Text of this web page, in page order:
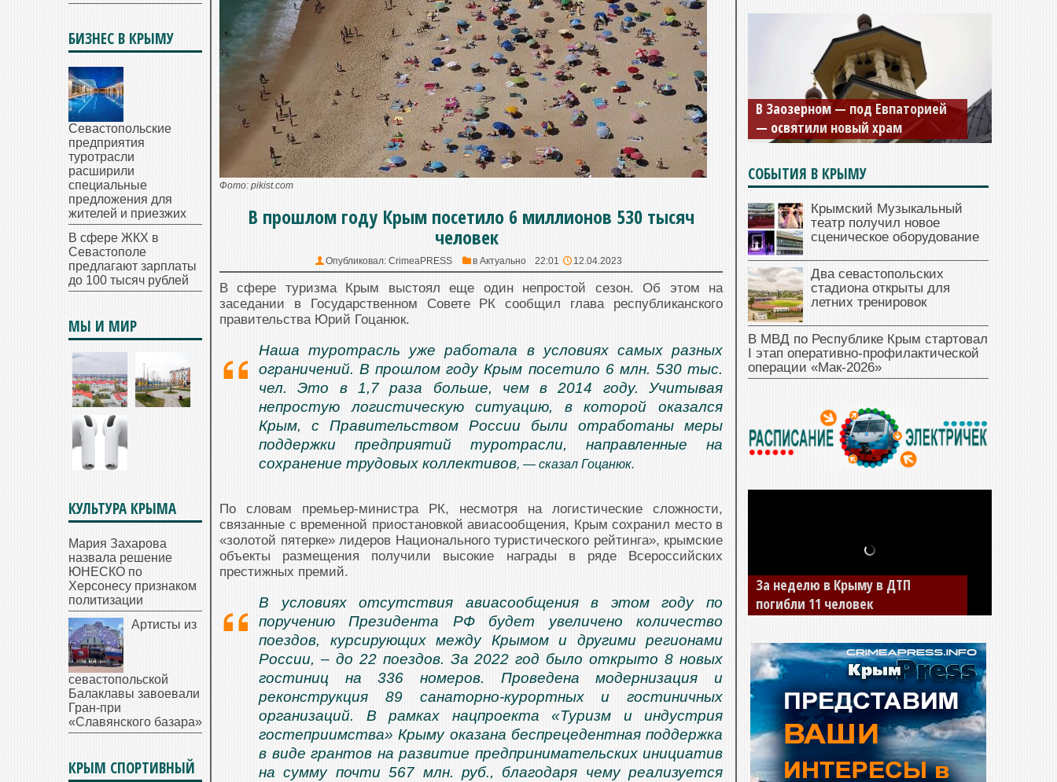
Фото: pikist.com
В прошлом году Крым посетило 6 миллионов 530 тысяч
человек
Опубликовал: CrimeaPRESS в Актуально 22:01 12.04.2023
В сфере туризма Крым выстоял еще один непростой сезон. Об этом на
заседании в Государственном Совете РК сообщил глава республиканского
правительства Юрий Гоцанюк.
Наша туротрасль уже работала в условиях самых разных
ограничений. В прошлом году Крым посетило 6 млн. 530 тыс.
чел. Это в 1,7 раза больше, чем в 2014 году. Учитывая
непростую логистическую ситуацию, в которой оказался
Крым, с Правительством России были отработаны меры
поддержки предприятий туротрасли, направленные на
сохранение трудовых коллективов, — сказал Гоцанюк.
По словам премьер-министра РК, несмотря на логистические сложности,
связанные с временной приостановкой авиасообщения, Крым сохранил место в
«золотой пятерке» лидеров Национального туристического рейтинга», крымские
объекты размещения получили высокие награды в ряде Всероссийских
престижных премий.
В условиях отсутствия авиасообщения в этом году по
поручению Президента РФ будет увеличено количество
поездов, курсирующих между Крымом и другими регионами
России, – до 22 поездов. За 2022 год было открыто 8 новых
гостиниц на 336 номеров. Проведена модернизация и
реконструкция 89 санаторно-курортных и гостиничных
организаций. В рамках нацпроекта «Туризм и индустрия
гостеприимства» Крыму оказана беспрецедентная поддержка
в виде грантов на развитие предпринимательских инициатив
на сумму почти 567 млн. руб., благодаря чему реализуется
БИЗНЕС В КРЫМУ
Севастопольские
предприятия
туротрасли
расширили
специальные
предложения для
жителей и приезжих
В сфере ЖКХ в
Севастополе
предлагают зарплаты
до 100 тысяч рублей
МЫ И МИР
КУЛЬТУРА КРЫМА
Мария Захарова
назвала решение
ЮНЕСКО по
Херсонесу признаком
политизации
Артисты из
севастопольской
Балаклавы завоевали
Гран-при
«Славянского базара»
КРЫМ СПОРТИВНЫЙ
Мужской монастырь Косьмы и
Дамиана в Крыму вновь открыт
для посещения
СОБЫТИЯ В КРЫМУ
Крымский Музыкальный
театр получил новое
сценическое оборудование
Два севастопольских
стадиона открыты для
летних тренировок
В МВД по Республике Крым стартовал
I этап оперативно‑профилактической
операции «Мак‑2026»
В Джанкое водитель ВАЗа сбил
двух детей на «зебре»